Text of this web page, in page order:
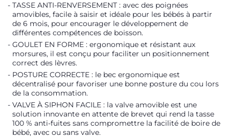
TASSE ANTI-RENVERSEMENT : avec des poignées
amovibles, facile à saisir et idéale pour les bébés à partir
de 6 mois, pour encourager le développement de
différentes compétences de boisson.
GOULET EN FORME : ergonomique et résistant aux
morsures, il est conçu pour faciliter un positionnement
correct des lèvres.
POSTURE CORRECTE : le bec ergonomique est
décentralisé pour favoriser une bonne posture du cou lors
de la consommation.
VALVE À SIPHON FACILE : la valve amovible est une
solution innovante en attente de brevet qui rend la tasse
100 % anti-fuites sans compromettre la facilité de boire de
bébé, avec ou sans valve.